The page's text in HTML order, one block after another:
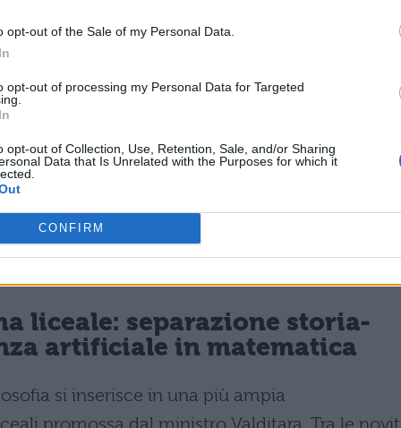
opt-out of the Sale of my Personal Data.
opt-out of processing my Personal Data for Targeted
opt-out of Collection, Use, Retention, Sale, and/or Sharing
Data that Is Unrelated with the Purposes for which it
CONFIRM
d’insegnamento. L’obiettivo dichiarato non è
filosofico, ma riorganizzarle all’interno di
o il razionalismo moderno.
a raccogliere ogni contributo
e a proseguire il dialogo con le società
di filosofia
storiografico, permettendo ai docenti di
la propria esperienza professionale e le
liceale: separazione storia-
artificiale in matematica
si inserisce in una più ampia
promossa dal ministro Valditara. Tra le